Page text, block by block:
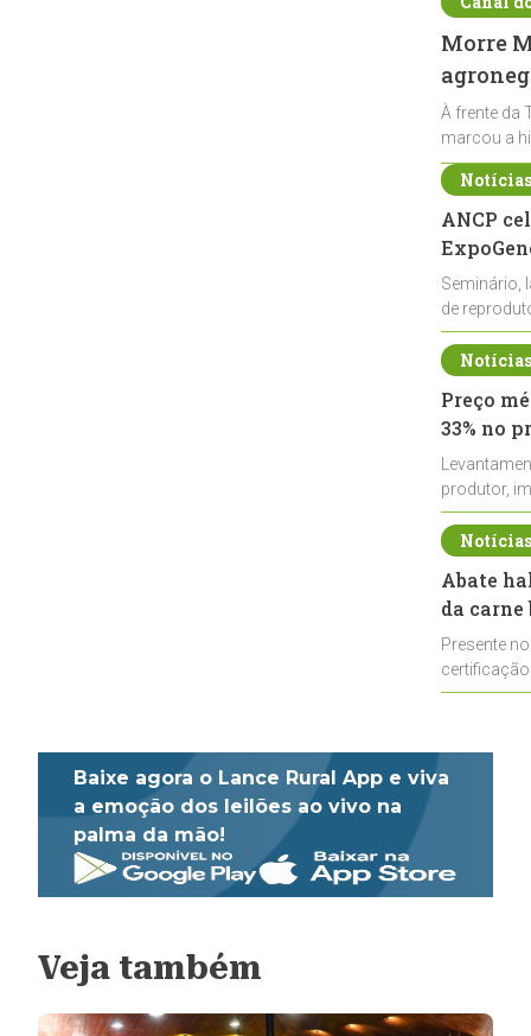
Morre
À frente da
marcou a
ANCP
Seminário,
de
durante a
Preço
33% no
produtor,
de leite cru
Abate
da
Presente
Baixe agora o Lance Rural App e viva
a emoção dos leilões ao vivo na
palma da mão!
Veja também